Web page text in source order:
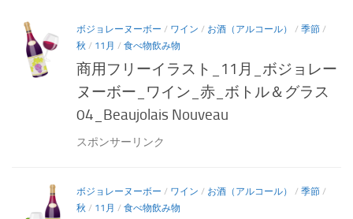
ボジョレーヌーボー / ワイン / お酒（アルコール） / 季節 /
秋 / 11月 / 食べ物飲み物
商用フリーイラスト_11月_ボジョレー
ヌーボー_ワイン_赤_ボトル＆グラス
04_Beaujolais Nouveau
スポンサーリンク
ボジョレーヌーボー / ワイン / お酒（アルコール） / 季節 /
秋 / 11月 / 食べ物飲み物